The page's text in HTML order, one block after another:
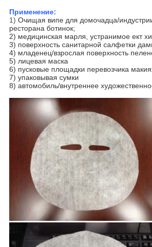
Применение:
1) Очищая випе для домочадца/
ресторана ботинок;
2) медицинская марля, устранимое ект
3) поверхность санитарной салфетки
4) младенец/взрослая поверхность
5) лицевая маска
6) пусковые площадки перевозчика
7) упаковывая сумки
8) автомобиль/внутреннее